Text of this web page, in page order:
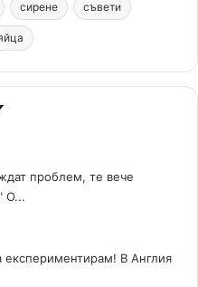
e
r
m
сирене съвети
проблем, те вече
О...
В Англия